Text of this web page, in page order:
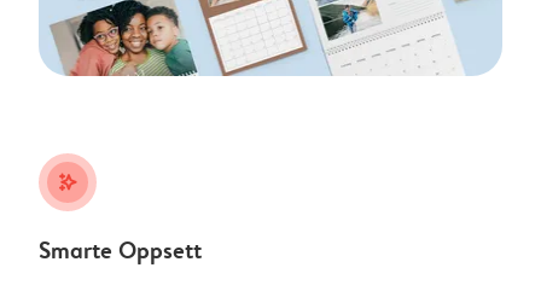
stars_plus
Smarte Oppsett